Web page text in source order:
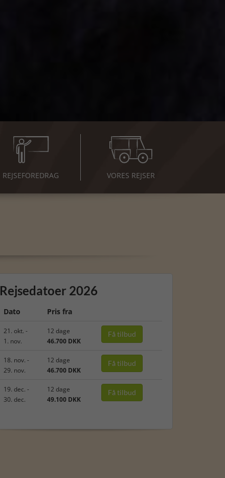
REJSEFOREDRAG VORES REJSER
Rejsedatoer 2026
Dato Pris fra
21. okt. -
1. nov.
12 dage
46.700 DKK
Få tilbud
18. nov. -
29. nov.
12 dage
46.700 DKK
Få tilbud
19. dec. -
30. dec.
12 dage
49.100 DKK
Få tilbud